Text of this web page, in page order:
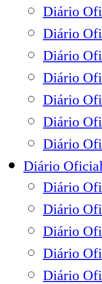
Diário
Diário
Diário
Diário
Diário
Diário
Diário
Diário
Diário
Diário
Diário
Diário
Diário